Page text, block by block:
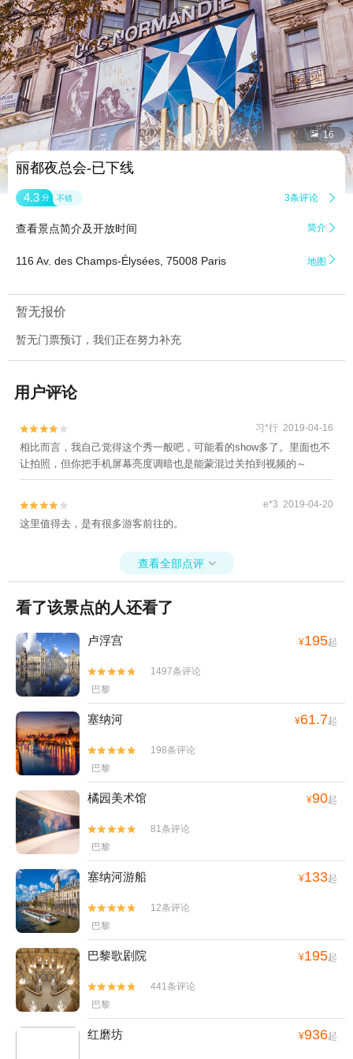
 16
丽都夜总会-已下线
4.3 分 不错 3条评论 
查看景点简介及开放时间 简介 
116 Av. des Champs-Élysées, 75008 Paris 地图 
暂无报价
暂无门票预订，我们正在努力补充
用户评论

 习*行 2019-04-16
相比而言，我自己觉得这个秀一般吧，可能看的show多了。里面也不
让拍照，但你把手机屏幕亮度调暗也是能蒙混过关拍到视频的～

 e*3 2019-04-20
这里值得去，是有很多游客前往的。
查看全部点评 
看了该景点的人还看了
卢浮宫 ¥195起


1497条评论
巴黎
塞纳河 ¥61.7起


198条评论
巴黎
橘园美术馆 ¥90起


81条评论
巴黎
塞纳河游船 ¥133起


12条评论
巴黎
巴黎歌剧院 ¥195起


441条评论
巴黎
红磨坊 ¥936起
